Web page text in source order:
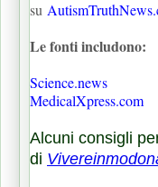
su
Le fonti includono:
Science.news
MedicalXpress.com
Alcuni consigli
di